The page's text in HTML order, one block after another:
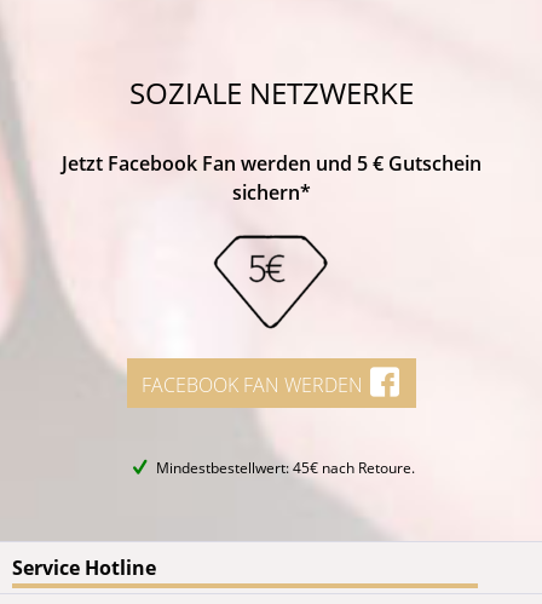
SOZIALE NETZWERKE
Jetzt Facebook Fan werden und 5 € Gutschein
sichern*
FACEBOOK FAN WERDEN
Mindestbestellwert: 45€ nach Retoure.
Service Hotline